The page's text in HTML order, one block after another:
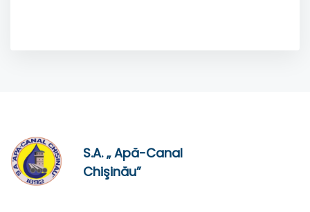
S.A. „ Apă-Canal
Chişinău”